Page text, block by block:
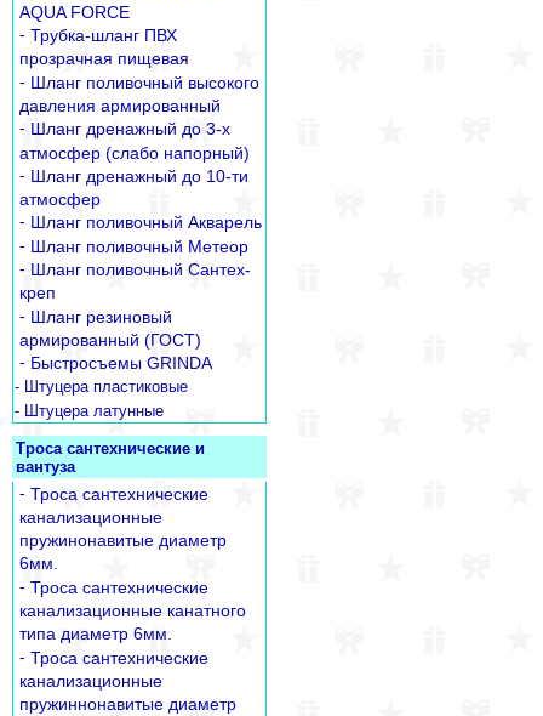
AQUA FORCE
- Трубка-шланг ПВХ
прозрачная пищевая
- Шланг поливочный высокого
давления армированный
- Шланг дренажный до 3-х
атмосфер (слабо напорный)
- Шланг дренажный до 10-ти
атмосфер
- Шланг поливочный Акварель
- Шланг поливочный Метеор
- Шланг поливочный Сантех-
креп
- Шланг резиновый
армированный (ГОСТ)
- Быстросъемы GRINDA
- Штуцера пластиковые
- Штуцера латунные
Троса сантехнические и
вантуза
- Троса сантехнические
канализационные
пружинонавитые диаметр
6мм.
- Троса сантехнические
канализационные канатного
типа диаметр 6мм.
- Троса сантехнические
канализационные
пружиннонавитые диаметр